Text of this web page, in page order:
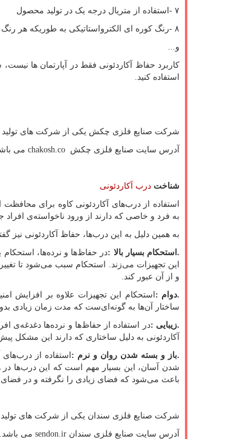
۷ - استفاده از متریال درجه یک در تولید محصول
۸ -رنگ کوره ای الکترواستاتیکی به طوریکه هر
و...
کاربرد حفاظ آکاردئونی فقط در آپارتمان ها
استفاده کنید.
شرکت صنایع فلزی چکش یکی از شرکت های تولید
آدرس سایت صنایع فلزی چکش chakosh.co می
شناخت درب آکاردئونی
استفاده از درب‌های آکاردئونی کاوه برای
به فرد و خاصی که دارند از ورود ناخواسته‌ی
به همین دلیل به این درب‌ها، حفاظ آکاردئونی نیز
.استحکام بسیار بالا :در حفاظ‌ها و نرده‌ها،
این تجهیزات می‌زند. استحکام سبب می‌شود تا
و از آن عبور کند.
.دوام : استحکام این تجهیزات علاوه بر افزایش
ساختار آن‌ها به گونه‌ای‌ست که مدت زمان زیادی
.زیبایی :در استفاده از حفاظ‌ها و نرده‌ها دغدغه‌ی
آکاردئونی به دلیل ساختاری که دارند این مشکل
.باز و بسته شدن روان و نرم : استفاده از
شدن آسان، این بسیار مهم است که این درب‌ها در
باعث می‌شود که فضای زیادی را نگرفته و در
شرکت صنایع فلزی سندان یکی از شرکت های تولید
آدرس سایت صنایع فلزی سندان sendon.ir می باشد.